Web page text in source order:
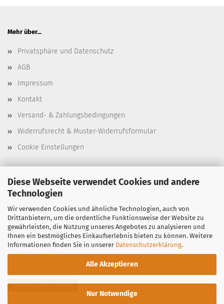
Diese Webseite verwendet Cookies und andere
Technologien
Wir verwenden Cookies und ähnliche Technologien, auch von
Drittanbietern, um die ordentliche Funktionsweise der Website zu
gewährleisten, die Nutzung unseres Angebotes zu analysieren und
Ihnen ein bestmögliches Einkaufserlebnis bieten zu können. Weitere
Informationen finden Sie in unserer Datenschutzerklärung.
Alle Akzeptieren
Nur Notwendige
Mehr über...
Privatsphäre und Datenschutz
AGB
Impressum
Kontakt
Versand- & Zahlungsbedingungen
Widerrufsrecht & Muster-Widerrufsformular
Cookie Einstellungen
Stencil-Depot
Bergstraße 39
97299 Zell am Main
Vertrag widerrufen